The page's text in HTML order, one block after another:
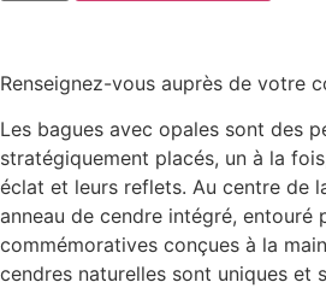
Renseignez-vous auprès de votre
Les bagues avec opales sont des
stratégiquement placés, un à la
éclat et leurs reflets. Au centre de
anneau de cendre intégré, entouré
commémoratives conçues à la
cendres naturelles sont uniques et